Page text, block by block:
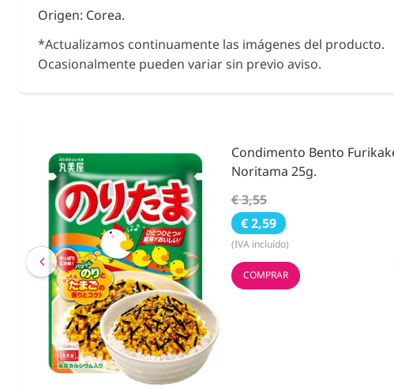
Origen: Corea.
*Actualizamos continuamente las imágenes del producto.
Ocasionalmente pueden variar sin previo aviso.
Fideos de Konjac, Natural
Shirataki con Calabaza 200g.
€ 2,63
€ 2,40
(IVA incluído)
COMPRAR